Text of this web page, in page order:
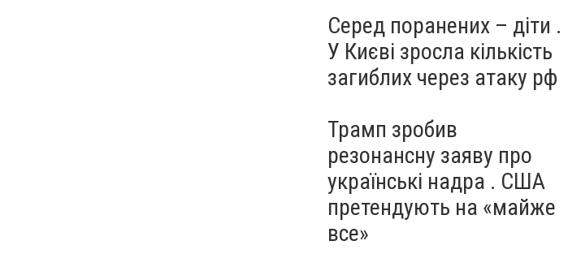
Серед поранених – діти .
У Києві зросла кількість
загиблих через атаку рф
Трамп зробив
резонансну заяву про
українські надра . США
претендують на «майже
все»